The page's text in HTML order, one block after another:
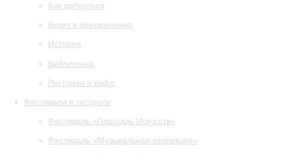
Как добраться
Визит в филармонию
История
Библиотека
Ресторан и кафе
Фестивали и гастроли
Фестиваль «Площадь Искусств»
Фестиваль «Музыкальная коллекция»